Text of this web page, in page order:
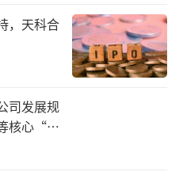
看法。
性病患者来说，这类
向于进口原研药。而
药物本身无法根治疾
，天科合
司发展规
核心“痛